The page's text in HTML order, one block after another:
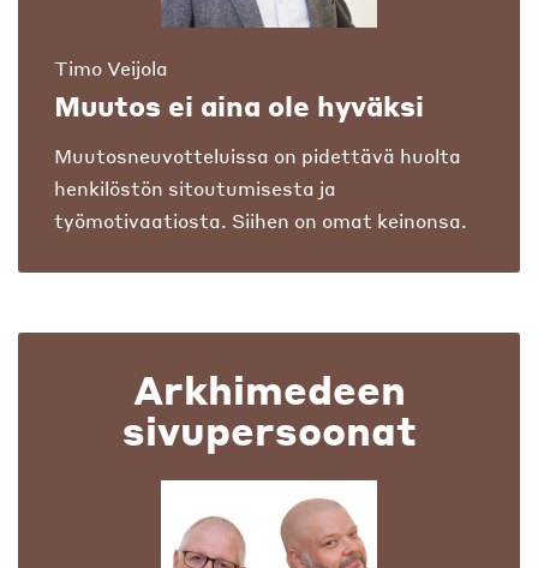
Timo Veijola
Muutos ei aina ole hyväksi
Muutosneuvotteluissa on pidettävä huolta
henkilöstön sitoutumisesta ja
työmotivaatiosta. Siihen on omat keinonsa.
Arkhimedeen
sivupersoonat